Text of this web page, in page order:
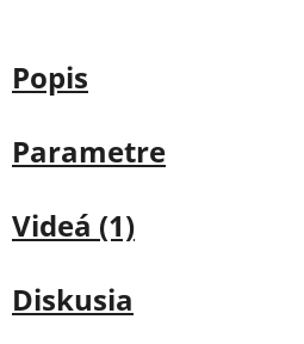
Popis
Parametre
Videá (1)
Diskusia